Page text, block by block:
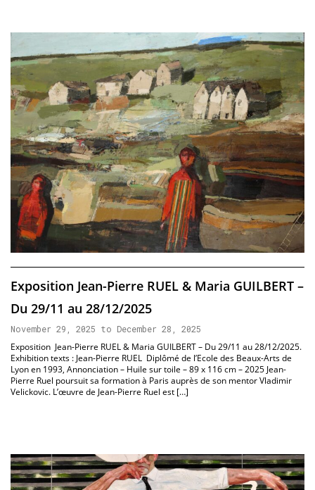
Exposition Jean-Pierre RUEL & Maria GUILBERT –
Du 29/11 au 28/12/2025
November 29, 2025 to December 28, 2025
Exposition Jean-Pierre RUEL & Maria GUILBERT – Du 29/11 au 28/12/2025.
Exhibition texts : Jean-Pierre RUEL Diplômé de l’Ecole des Beaux-Arts de
Lyon en 1993, Annonciation – Huile sur toile – 89 x 116 cm – 2025 Jean-
Pierre Ruel poursuit sa formation à Paris auprès de son mentor Vladimir
Velickovic. L’œuvre de Jean-Pierre Ruel est […]